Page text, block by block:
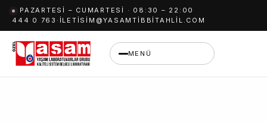
İçeriğe
geç
PAZARTESI – CUMARTESI · 08:30 – 22:00
444 0 763 · ILETISIM@YASAMTIBBITAHLIL.COM
MENÜ